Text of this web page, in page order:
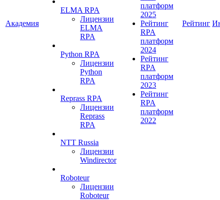
Академия
ELMA RPA
Лицензии
ELMA
RPA
Python RPA
Лицензии
Python
RPA
Reprass RPA
Лицензии
Reprass
RPA
NTT Russia
Лицензии
Windirector
Roboteur
Лицензии
Roboteur
платформ
2025
Рейтинг
RPA
платформ
2024
Рейтинг
RPA
платформ
2023
Рейтинг
RPA
платформ
2022
Рейтинг